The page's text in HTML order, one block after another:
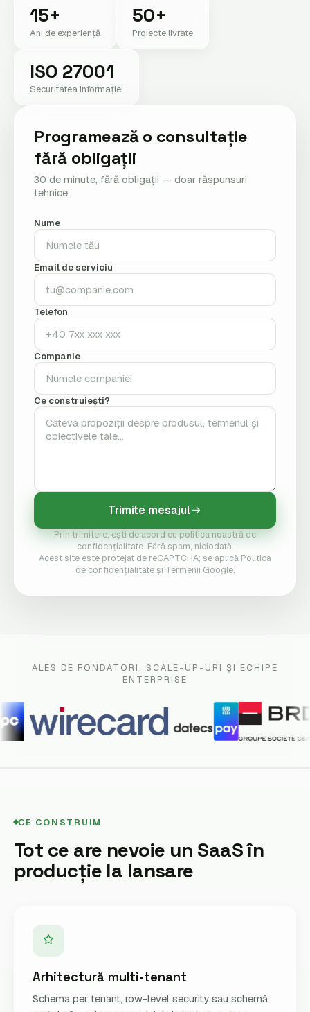
15+
Ani de experiență
50+
Proiecte livrate
ISO 27001
Securitatea informației
Programează o consultație
fără obligații
30 de minute, fără obligații — doar răspunsuri
tehnice.
Nume
Email de serviciu
Telefon
Companie
Ce construiești?
Trimite mesajul
Prin trimitere, ești de acord cu politica noastră de
confidențialitate. Fără spam, niciodată.
Acest site este protejat de reCAPTCHA; se aplică Politica
de confidențialitate și Termenii Google.
ALES DE FONDATORI, SCALE-UP-URI ȘI ECHIPE
ENTERPRISE
CE CONSTRUIM
Tot ce are nevoie un SaaS în
producție la lansare
Arhitectură multi-tenant
Schema per tenant, row-level security sau schemă